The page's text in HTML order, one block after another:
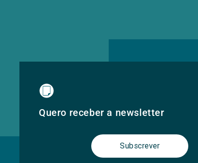
Quero receber a newsletter
Subscrever